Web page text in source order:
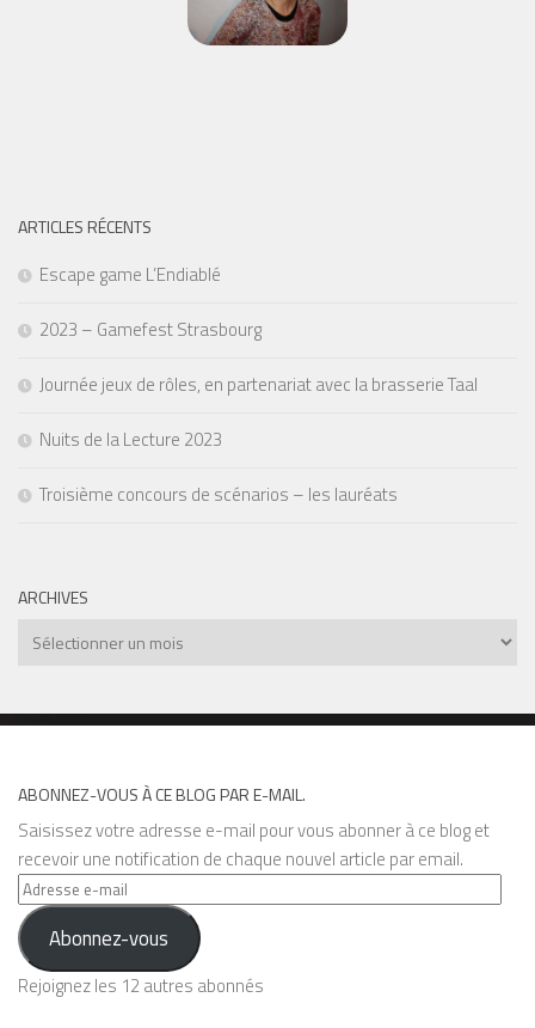
ARTICLES RÉCENTS
Escape game L’Endiablé
2023 – Gamefest Strasbourg
Journée jeux de rôles, en partenariat avec la brasserie Taal
Nuits de la Lecture 2023
Troisième concours de scénarios – les lauréats
ARCHIVES
Archives
ABONNEZ-VOUS À CE BLOG PAR E-MAIL.
Saisissez votre adresse e-mail pour vous abonner à ce blog et
recevoir une notification de chaque nouvel article par email.
Adresse
e-
mail Abonnez-vous
Rejoignez les 12 autres abonnés